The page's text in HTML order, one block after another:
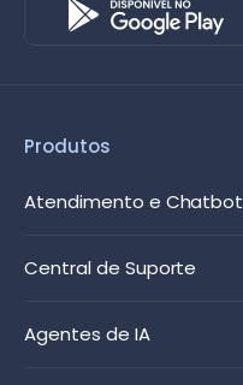
Produtos
Atendimento e Chatbot
Central de Suporte
Agentes de IA